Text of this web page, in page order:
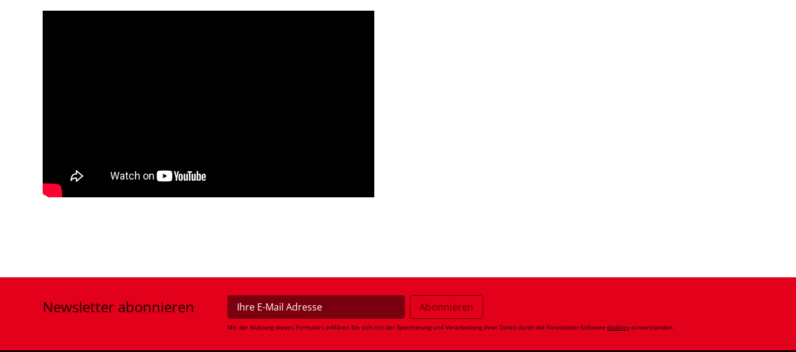
Newsletter abonnieren
Mit der Nutzung dieses Formulars erklären Sie sich mit der Speicherung und Verarbeitung Ihrer Daten durch die Newsletter-Software dodeley einverstanden.